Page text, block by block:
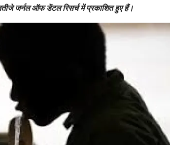
जर्नल ऑफ डेंटल रिसर्च में प्रकाशित हुए हैं।